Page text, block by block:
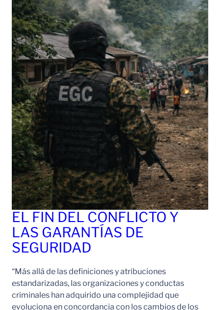
EL FIN DEL CONFLICTO Y
LAS GARANTÍAS DE
SEGURIDAD
“Más allá de las definiciones y atribuciones
estandarizadas, las organizaciones y conductas
criminales han adquirido una complejidad que
evoluciona en concordancia con los cambios de los